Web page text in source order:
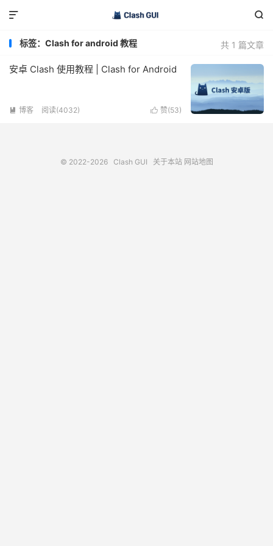


共 1 篇文章
标签：Clash for android 教程
安卓 Clash 使用教程 | Clash for Android
 赞(53)
 博客 阅读(4032)
© 2022-2026 Clash GUI 关于本站 网站地图